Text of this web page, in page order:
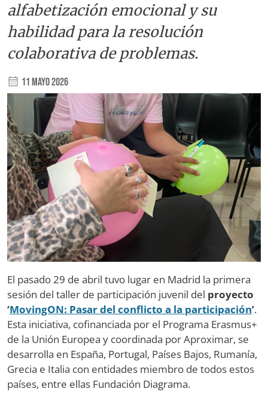
alfabetización emocional y su
habilidad para la resolución
colaborativa de problemas.
11 Mayo 2026
El pasado 29 de abril tuvo lugar en Madrid la primera
sesión del taller de participación juvenil del proyecto
‘MovingON: Pasar del conflicto a la participación’.
Esta iniciativa, cofinanciada por el Programa Erasmus+
de la Unión Europea y coordinada por Aproximar, se
desarrolla en España, Portugal, Países Bajos, Rumanía,
Grecia e Italia con entidades miembro de todos estos
países, entre ellas Fundación Diagrama.